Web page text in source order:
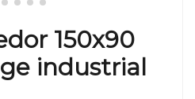
150x90
industrial